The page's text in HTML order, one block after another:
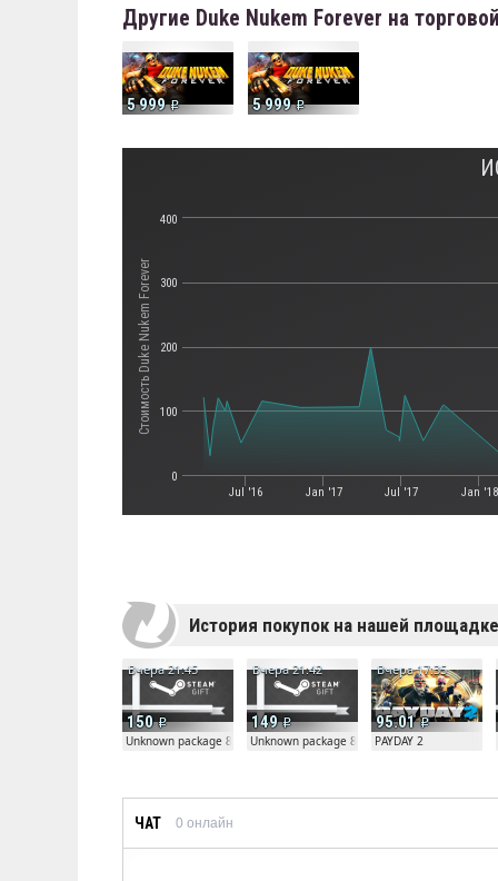
Другие Duke Nukem Forever на
5 999 5 999
Стоимость Duke Nukem Forever
Jul '16 Jan '17 Jul '17 Jan '18
0
100
200
300
400
История покупок на нашей площадке
150
Вчера 21:45
Unknown package 81804
149
Вчера 21:42
Unknown package 81804
95.01
Вчера 17:35
PAYDAY 2
ЧАТ 0 онлайн